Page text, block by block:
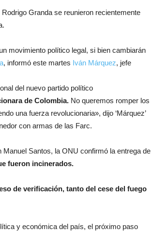
Granda se reunieron recientemente
movimiento político legal, si bien cambiarán
, informó este martes Iván Márquez, jefe
del nuevo partido político
de Colombia. No queremos romper los
una fuerza revolucionaria», dijo ‘Márquez’
con armas de las Farc.
Santos, la ONU confirmó la entrega de
fueron incinerados.
de verificación, tanto del cese del fuego
y económica del país, el próximo paso